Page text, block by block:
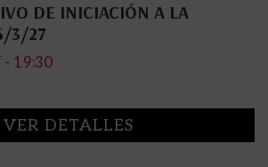
DE INICIACIÓN A LA
3/27
- 19:30
VER DETALLES